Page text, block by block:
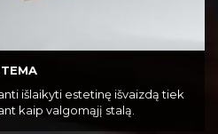
išlaikyti estetinę išvaizdą tiek
kaip valgomąjį stalą.